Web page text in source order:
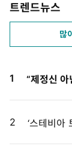
트렌드뉴스
많
1 “제정신
2 ‘스테비아